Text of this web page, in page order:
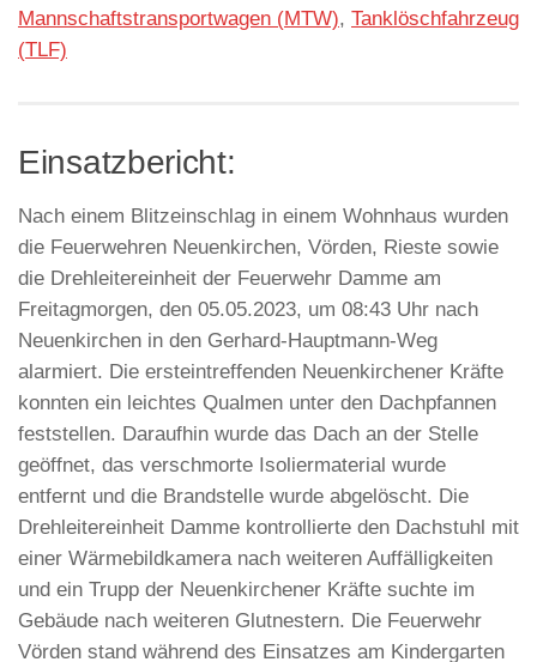
Mannschaftstransportwagen (MTW), Tanklöschfahrzeug
(TLF)
Einsatzbericht:
Nach einem Blitzeinschlag in einem Wohnhaus wurden
die Feuerwehren Neuenkirchen, Vörden, Rieste sowie
die Drehleitereinheit der Feuerwehr Damme am
Freitagmorgen, den 05.05.2023, um 08:43 Uhr nach
Neuenkirchen in den Gerhard-Hauptmann-Weg
alarmiert. Die ersteintreffenden Neuenkirchener Kräfte
konnten ein leichtes Qualmen unter den Dachpfannen
feststellen. Daraufhin wurde das Dach an der Stelle
geöffnet, das verschmorte Isoliermaterial wurde
entfernt und die Brandstelle wurde abgelöscht. Die
Drehleitereinheit Damme kontrollierte den Dachstuhl mit
einer Wärmebildkamera nach weiteren Auffälligkeiten
und ein Trupp der Neuenkirchener Kräfte suchte im
Gebäude nach weiteren Glutnestern. Die Feuerwehr
Vörden stand während des Einsatzes am Kindergarten